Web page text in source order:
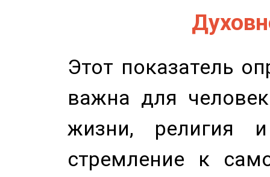
Этот показатель
важна для
жизни, религия
стремление к